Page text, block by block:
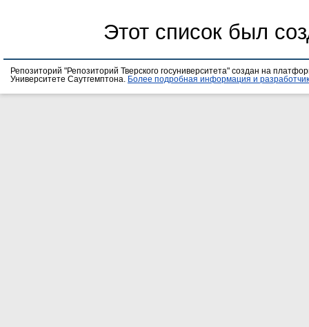
Этот список был
Репозиторий "Репозиторий Тверского госуниверситета" создан на
Университете Саутгемптона. Более подробная информация и